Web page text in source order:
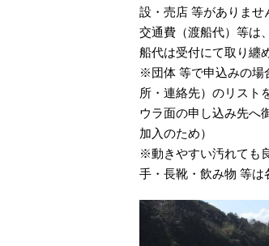
設・売店 等
交通費（渡船代）等は
船代は受付にて取り纏
※団体 等で申込みの場
所・連絡先）のリスト
ウラ面の申し込み先へ
加入のため）
※動きやすい汚れても
手・長靴・飲み物 等は